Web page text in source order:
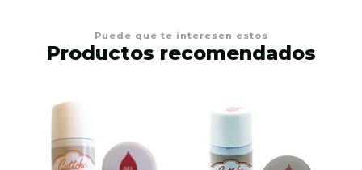
Puede que te interesen estos
Productos recomendados